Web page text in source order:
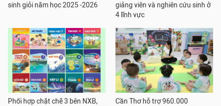
sinh giỏi năm học 2025 -2026
giảng viên và nghiên cứu sinh ở
4 lĩnh vực
Phối hợp chặt chẽ 3 bên NXB,
Cần Thơ hỗ trợ 960.000